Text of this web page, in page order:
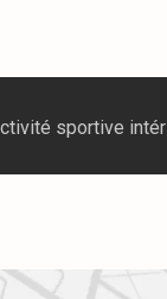
Cours d’escalade